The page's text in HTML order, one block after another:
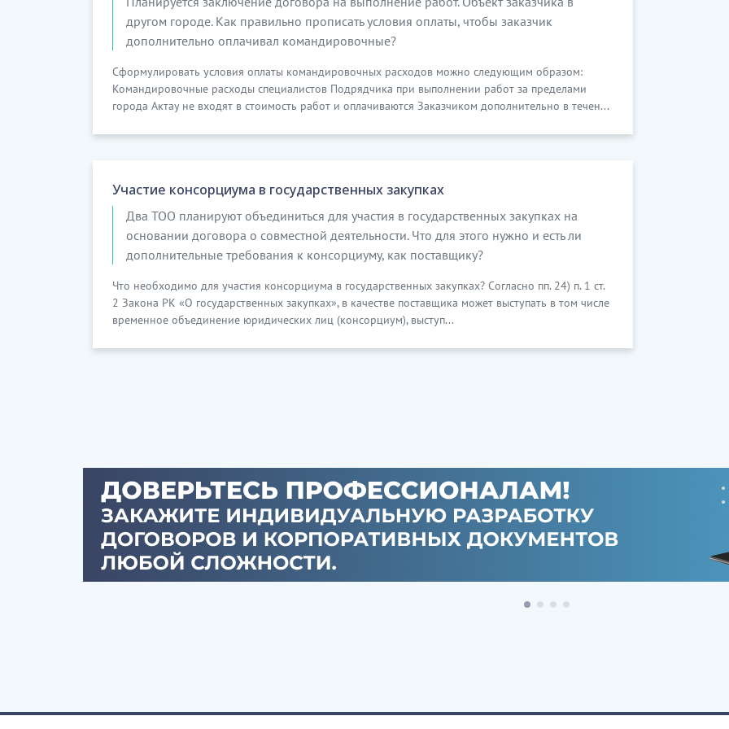
другом городе. Как правильно прописать условия оплаты, чтобы заказчик
дополнительно оплачивал командировочные?
Сформулировать условия оплаты командировочных расходов можно следующим образом:
Командировочные расходы специалистов Подрядчика при выполнении работ за пределами
города Актау не входят в стоимость работ и оплачиваются Заказчиком дополнительно в течен...
Участие консорциума в государственных закупках
Два ТОО планируют объединиться для участия в государственных закупках на
основании договора о совместной деятельности. Что для этого нужно и есть ли
дополнительные требования к консорциуму, как поставщику?
Что необходимо для участия консорциума в государственных закупках? Согласно пп. 24) п. 1 ст.
2 Закона РК «О государственных закупках», в качестве поставщика может выступать в том числе
временное объединение юридических лиц (консорциум), выступ...